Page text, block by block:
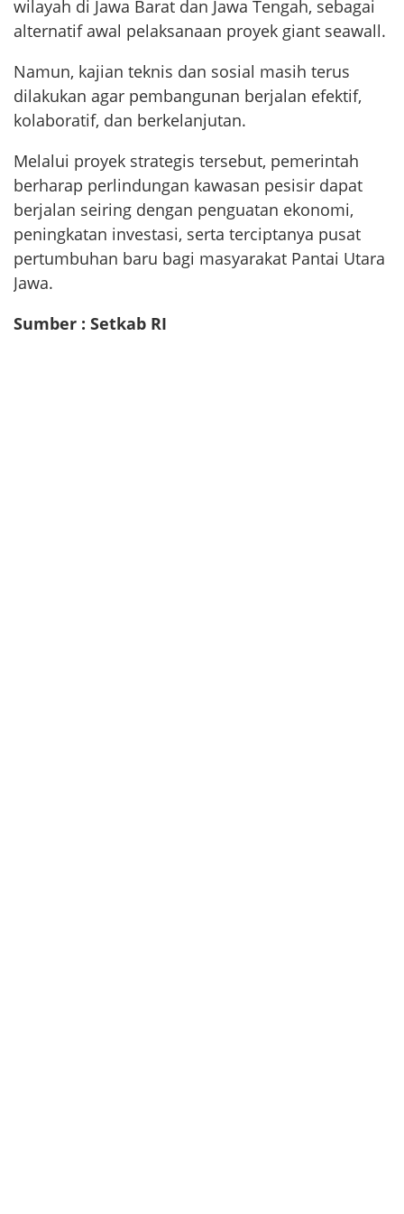
wilayah di Jawa Barat dan Jawa Tengah, sebagai
alternatif awal pelaksanaan proyek giant seawall.
Namun, kajian teknis dan sosial masih terus
dilakukan agar pembangunan berjalan efektif,
kolaboratif, dan berkelanjutan.
Melalui proyek strategis tersebut, pemerintah
berharap perlindungan kawasan pesisir dapat
berjalan seiring dengan penguatan ekonomi,
peningkatan investasi, serta terciptanya pusat
pertumbuhan baru bagi masyarakat Pantai Utara
Jawa.
Sumber : Setkab RI